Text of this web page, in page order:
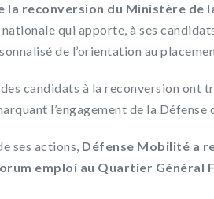
la reconversion du Ministère de
qui apporte, à ses
de l’orientation au
candidats à la reconversion ont
l’engagement de la
ses actions, Défense Mobilité a
emploi au Quartier Général